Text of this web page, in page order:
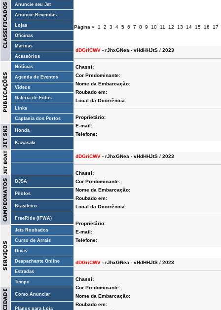
Anuncie seu Jet
Anuncie Revendas
Lojas
Oficinas
Marinas
Acessórios
Notícias
Agenda de Eventos
Vídeos
Galeria de Fotos
Links
Captania dos Portos
Honda
Kawasaki
BJSA
Pilotos
Brasileiro
FreeRide (IFWA)
Jets Roubados
Curso de Arrais
Dicas
Despachante Online
Estradas
Tempo
Como Anunciar
Planos para Loja
Página « 1 2 3 4 5 6 7 8 9 10 11 12 13 14 15 16 17
dDGriCWV - rJhxGNea - vHdHHJtS / 2023
Chassi:
Cor Predominante:
Nome da Embarcação:
Roubado em:
Local da Ocorrência:
Proprietário:
E-mail:
Telefone:
dDGriCWV - rJhxGNea - vHdHHJtS / 2023
Chassi:
Cor Predominante:
Nome da Embarcação:
Roubado em:
Local da Ocorrência:
Proprietário:
E-mail:
Telefone:
dDGriCWV - rJhxGNea - vHdHHJtS / 2023
Chassi:
Cor Predominante:
Nome da Embarcação:
Roubado em: